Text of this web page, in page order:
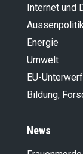
Internet und
Energie
Umwelt
EU-
Bildung,
News